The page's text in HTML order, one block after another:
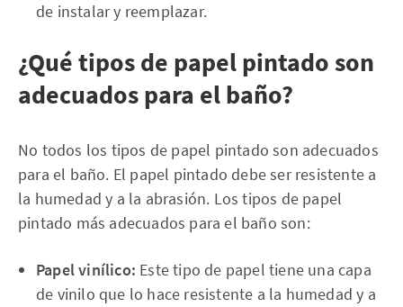
de instalar y reemplazar.
¿Qué tipos de papel pintado son
adecuados para el baño?
No todos los tipos de papel pintado son adecuados
para el baño. El papel pintado debe ser resistente a
la humedad y a la abrasión. Los tipos de papel
pintado más adecuados para el baño son:
Papel vinílico: Este tipo de papel tiene una capa
de vinilo que lo hace resistente a la humedad y a